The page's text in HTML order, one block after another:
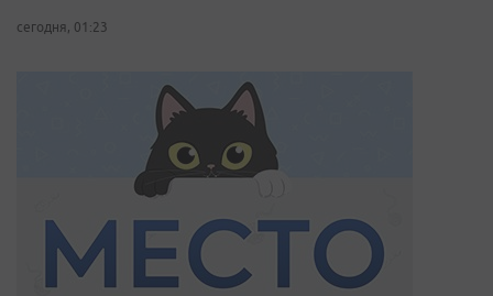
сегодня, 01:23